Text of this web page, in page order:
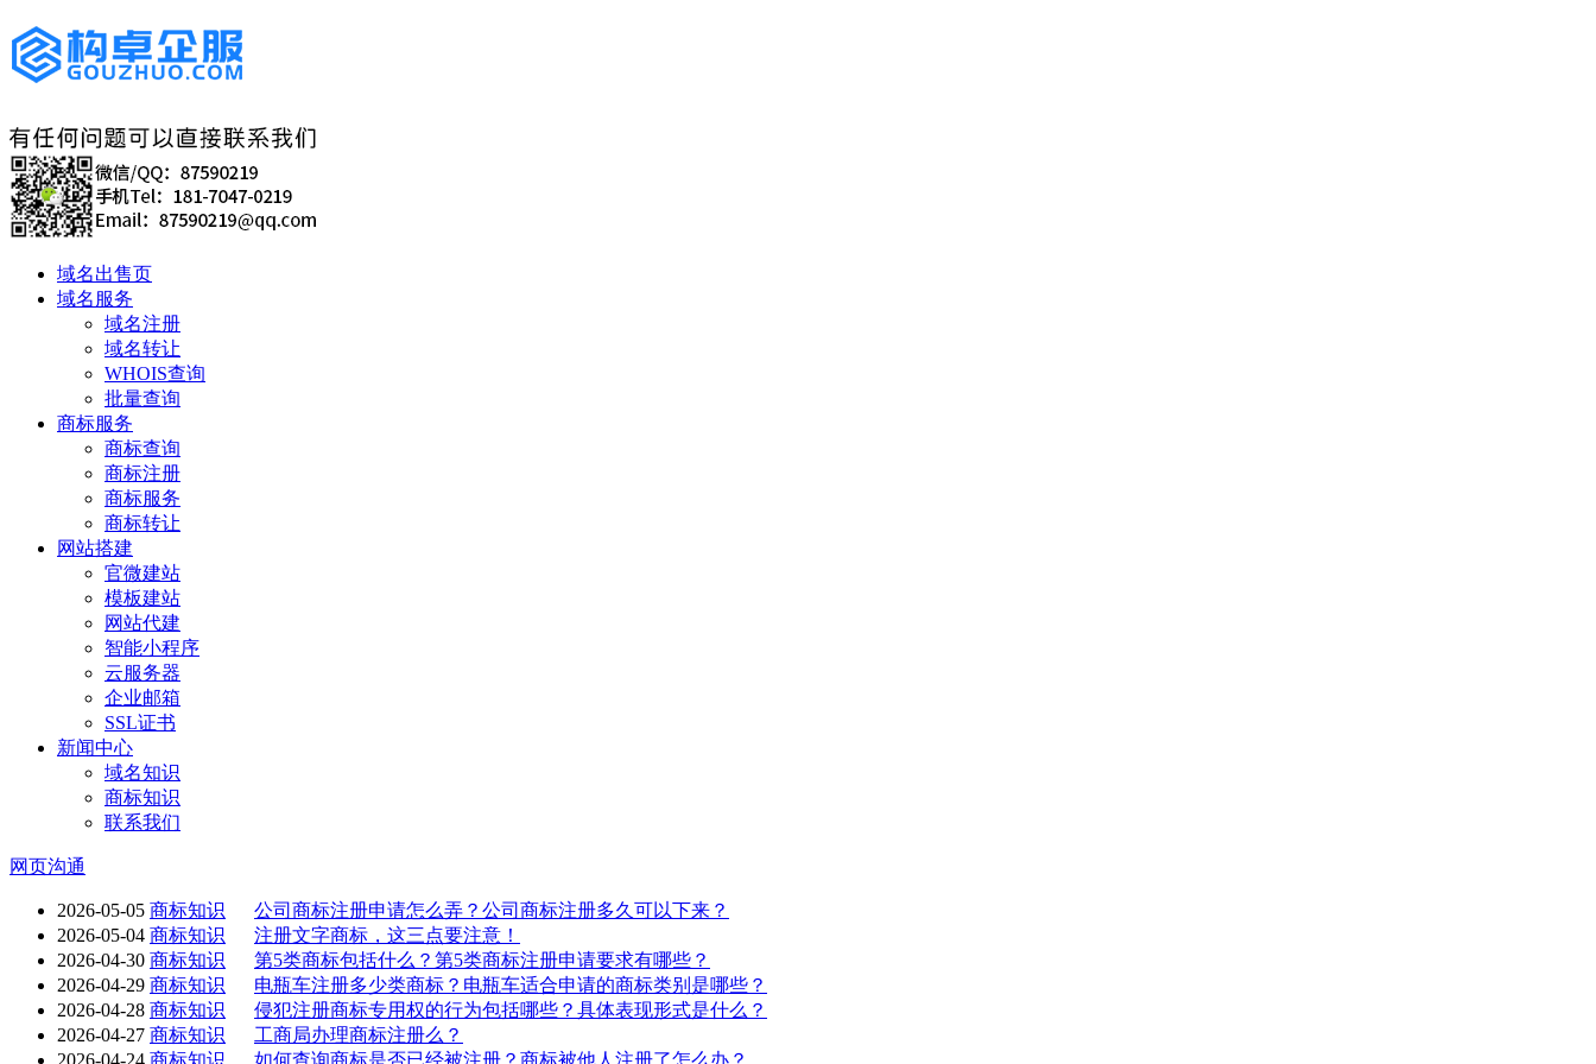
域名出售页
域名服务
域名注册
域名转让
WHOIS查询
批量查询
商标服务
商标查询
商标注册
商标服务
商标转让
网站搭建
官微建站
模板建站
网站代建
智能小程序
云服务器
企业邮箱
SSL证书
新闻中心
域名知识
商标知识
联系我们
网页沟通
2026-05-05 商标知识
公司商标注册申请怎么弄？公司商标注册多久可以下来？
2026-05-04 商标知识
注册文字商标，这三点要注意！
2026-04-30 商标知识
第5类商标包括什么？第5类商标注册申请要求有哪些？
2026-04-29 商标知识
电瓶车注册多少类商标？电瓶车适合申请的商标类别是哪些？
2026-04-28 商标知识
侵犯注册商标专用权的行为包括哪些？具体表现形式是什么？
2026-04-27 商标知识
工商局办理商标注册么？
2026-04-24 商标知识 如何查询商标是否已经被注册？商标被他人注册了怎么办？